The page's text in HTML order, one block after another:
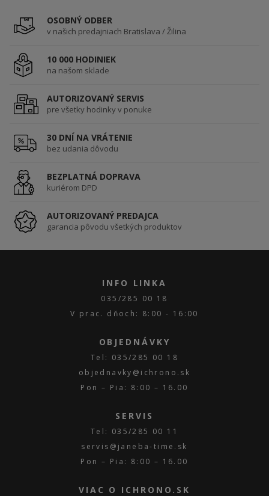
OSOBNÝ ODBER
v našich predajniach Bratislava / Žilina
10 000 HODINIEK
na našom sklade
AUTORIZOVANÝ SERVIS
pre všetky hodinky v ponuke
30 DNÍ NA VRÁTENIE
bez udania dôvodu
BEZPLATNÁ DOPRAVA
kuriérom DPD
AUTORIZOVANÝ PREDAJCA
garancia pôvodu všetkých produktov
INFO LINKA
035/285 00 18
V prac. dňoch: 8:00 - 16:00
OBJEDNÁVKY
Tel: 035/285 00 18
objednavky@ichrono.sk
Pon – Pia: 8:00 – 16.00
SERVIS
Tel: 035/285 00 11
servis@janeba-time.sk
Pon – Pia: 8:00 – 16.00
VIAC O ICHRONO.SK